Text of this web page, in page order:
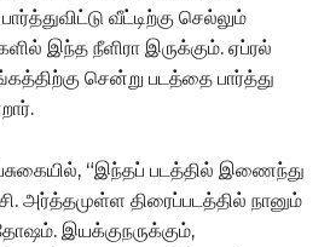
வீட்டிற்கு செல்லும்
இந்த நீளிரா இருக்கும். ஏப்ரல்
சென்று படத்தை பார்த்து
“இந்தப் படத்தில் இணைந்து
அர்த்தமுள்ள திரைப்படத்தில் நானும்
இயக்குநருக்கும்,